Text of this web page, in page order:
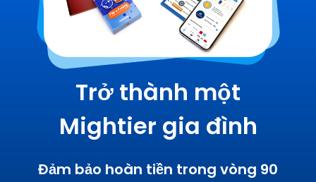
Trở thành một
Mightier gia đình
Đảm bảo hoàn tiền trong vòng 90